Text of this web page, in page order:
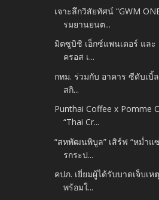
เจาะลึกวิสัยทัศน์ “GWM
รมยานยนต...
มิตซูบิชิ เอ็กซ์แพนเดอร์ และ
ครอส เ...
กทม. ร่วมกับ อาคาร ซีดับเบิ้
สกิ...
Punthai Coffee x Pomme
“Thai Cr...
“สหพัฒนพิบูล” เสิร์ฟ “หม่ำ
รกระป...
คปภ. เยี่ยมผู้ได้รับบาดเจ็บเ
พร้อมใ...